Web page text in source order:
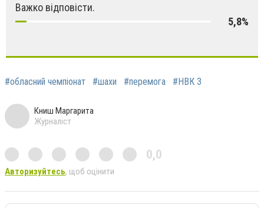
Важко відповісти.
5,8%
#обласний чемпіонат #шахи #перемога #НВК 3
Книш Маргарита
Журналіст
0,0
Авторизуйтесь, щоб оцінити